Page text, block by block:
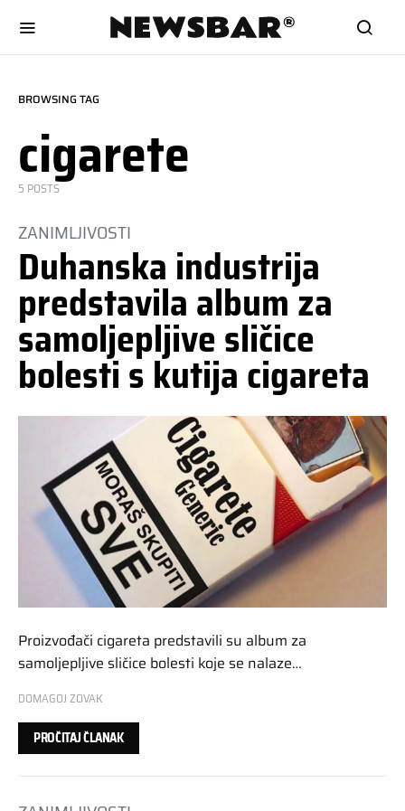
BROWSING TAG
cigarete
5 POSTS
ZANIMLJIVOSTI
Duhanska industrija
predstavila album za
samoljepljive sličice
bolesti s kutija cigareta
Proizvođači cigareta predstavili su album za
samoljepljive sličice bolesti koje se nalaze…
DOMAGOJ ZOVAK
PROČITAJ ČLANAK